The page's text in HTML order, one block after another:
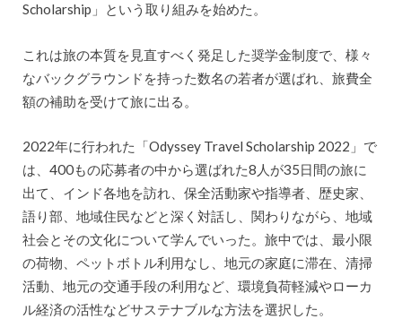
Scholarship」という取り組みを始めた。
これは旅の本質を見直すべく発足した奨学金制度で、様々
なバックグラウンドを持った数名の若者が選ばれ、旅費全
額の補助を受けて旅に出る。
2022年に行われた「Odyssey Travel Scholarship 2022」で
は、400もの応募者の中から選ばれた8人が35日間の旅に
出て、インド各地を訪れ、保全活動家や指導者、歴史家、
語り部、地域住民などと深く対話し、関わりながら、地域
社会とその文化について学んでいった。旅中では、最小限
の荷物、ペットボトル利用なし、地元の家庭に滞在、清掃
活動、地元の交通手段の利用など、環境負荷軽減やローカ
ル経済の活性などサステナブルな方法を選択した。